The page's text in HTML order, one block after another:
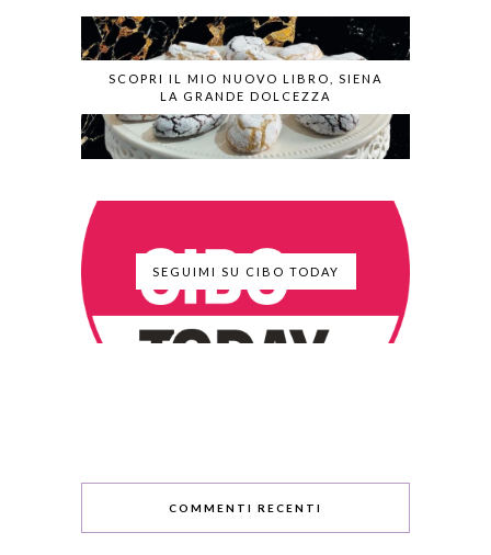
SCOPRI IL MIO NUOVO LIBRO, SIENA
LA GRANDE DOLCEZZA
SEGUIMI SU CIBO TODAY
COMMENTI RECENTI